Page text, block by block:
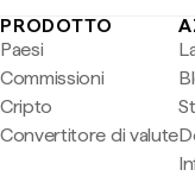
PRODOTTO
Paesi
Commissioni
Cripto
Convertitore di valute